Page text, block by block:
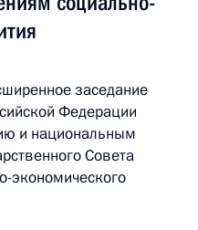
заседание
Федерации
и национальным
Совета
экономического